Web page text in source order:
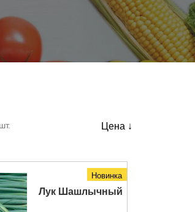
шт. Цена
Новинка
Лук Шашлычный